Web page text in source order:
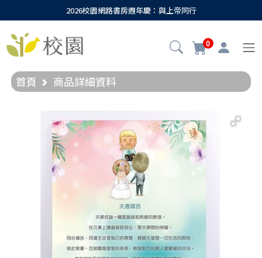
2026校園網路書房週年慶：與上帝同行
0
首頁 商品詳細資料